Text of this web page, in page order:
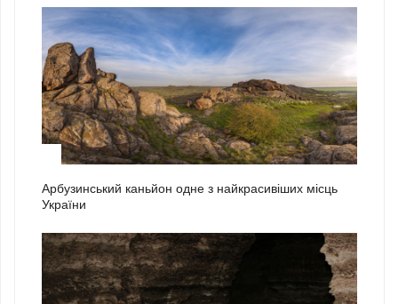
Арбузинський каньйон одне з найкрасивіших місць
України